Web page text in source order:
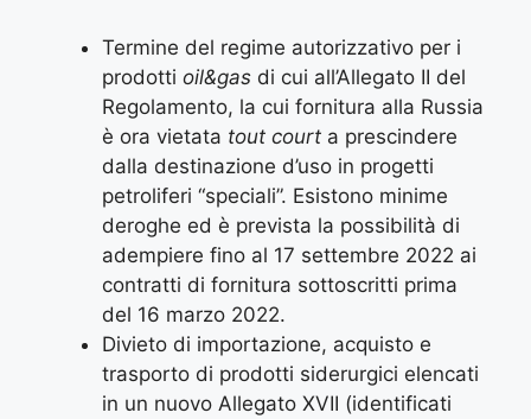
Termine del regime autorizzativo per i
prodotti oil&gas di cui all’Allegato II del
Regolamento, la cui fornitura alla Russia
è ora vietata tout court a prescindere
dalla destinazione d’uso in progetti
petroliferi “speciali”. Esistono minime
deroghe ed è prevista la possibilità di
adempiere fino al 17 settembre 2022 ai
contratti di fornitura sottoscritti prima
del 16 marzo 2022.
Divieto di importazione, acquisto e
trasporto di prodotti siderurgici elencati
in un nuovo Allegato XVII (identificati